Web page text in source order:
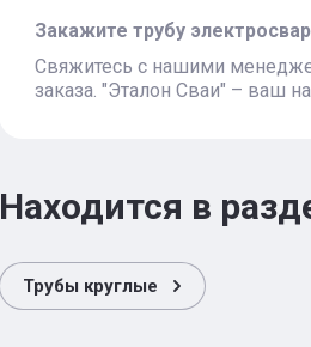
Закажите трубу
Свяжитесь с нашими
заказа. "Эталон Сваи" – ваш
Находится в
Трубы круглые